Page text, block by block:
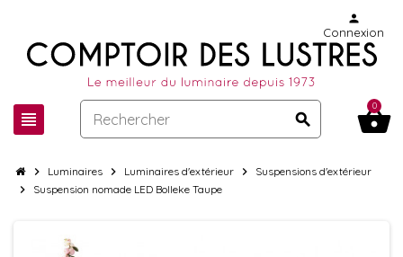
view_headline search
person
Connexion
shopping_basket
0
chevron_right Luminaires chevron_right Luminaires d'extérieur chevron_right Suspensions d'extérieur
chevron_right Suspension nomade LED Bolleke Taupe